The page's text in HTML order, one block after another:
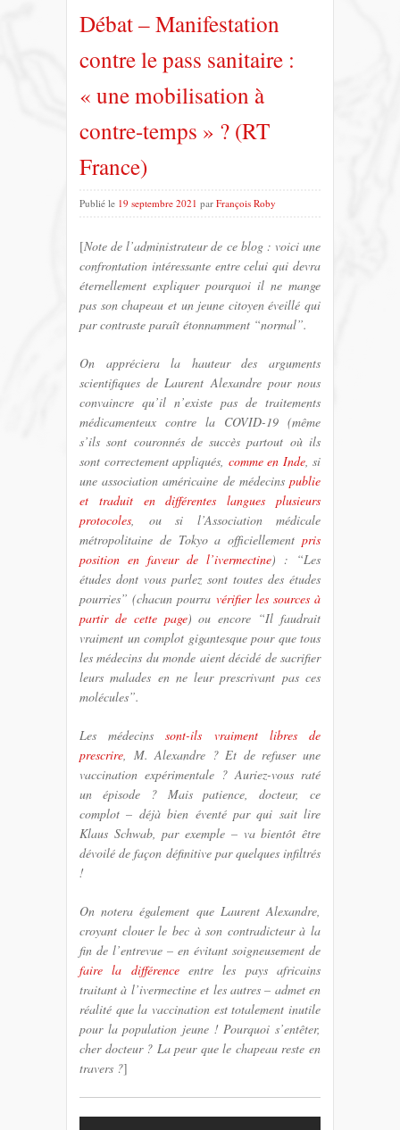
Débat – Manifestation
contre le pass sanitaire :
« une mobilisation à
contre-temps » ? (RT
France)
Publié le 19 septembre 2021 par François Roby
[Note de l’administrateur de ce blog : voici une
confrontation intéressante entre celui qui devra
éternellement expliquer pourquoi il ne mange
pas son chapeau et un jeune citoyen éveillé qui
par contraste paraît étonnamment “normal”.
On appréciera la hauteur des arguments
scientifiques de Laurent Alexandre pour nous
convaincre qu’il n’existe pas de traitements
médicamenteux contre la COVID-19 (même
s’ils sont couronnés de succès partout où ils
sont correctement appliqués, comme en Inde, si
une association américaine de médecins publie
et traduit en différentes langues plusieurs
protocoles, ou si l’Association médicale
métropolitaine de Tokyo a officiellement pris
position en faveur de l’ivermectine) : “Les
études dont vous parlez sont toutes des études
pourries” (chacun pourra vérifier les sources à
partir de cette page) ou encore “Il faudrait
vraiment un complot gigantesque pour que tous
les médecins du monde aient décidé de sacrifier
leurs malades en ne leur prescrivant pas ces
molécules”.
Les médecinssont-ils vraiment libres de
prescrire, M. Alexandre ? Et de refuser une
vaccination expérimentale ? Auriez-vous raté
un épisode ? Mais patience, docteur, ce
complot – déjà bien éventé par qui sait lire
Klaus Schwab, par exemple – va bientôt être
dévoilé de façon définitive par quelques infiltrés
!
On notera également que Laurent Alexandre,
croyant clouer le bec à son contradicteur à la
fin de l’entrevue – en évitant soigneusement de
faire la différenceentre les pays africains
traitant à l’ivermectine et les autres – admet en
réalité que la vaccination est totalement inutile
pour la population jeune ! Pourquoi s’entêter,
cher docteur ? La peur que le chapeau reste en
travers ?]